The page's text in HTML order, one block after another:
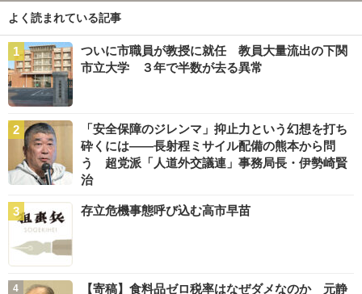
よく読まれている記事
ついに市職員が教授に就任 教員大量流出の下関
市立大学 ３年で半数が去る異常
「安全保障のジレンマ」抑止力という幻想を打ち
砕くには――長射程ミサイル配備の熊本から問
う 超党派「人道外交議連」事務局長・伊勢崎賢
治
存立危機事態呼び込む高市早苗
【寄稿】食料品ゼロ税率はなぜダメなのか 元静